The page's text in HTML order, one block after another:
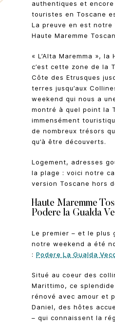
authentiques et
touristes en Toscane
La preuve en est notre
Haute Maremme
« L’Alta Maremma », la
c’est cette zone de la
Côte des Etrusques
terres jusqu’aux
weekend qui nous a
montré à quel point la
immensément
de nombreux trésors
qu’à être découverts.
Logement, adresses
la plage : voici notre
version Toscane hors
Haute Maremme
Podere la Gualda
Le premier – et le plus
notre weekend a été
: Podere La Gualda
Situé au coeur des
Marittimo, ce
rénové avec amour et
Daniel, des hôtes
– qui connaissent la